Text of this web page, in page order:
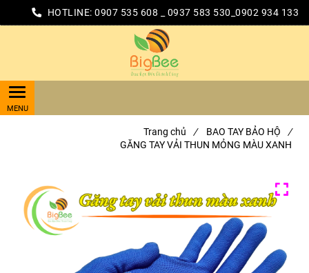
HOTLINE: 0907 535 608 _ 0937 583 530_0902 934 133
Trang chủ / BAO TAY BẢO HỘ
/
GĂNG TAY VẢI THUN MỎNG MÀU XANH